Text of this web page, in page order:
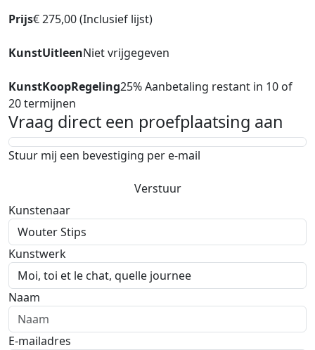
Prijs€ 275,00 (Inclusief lijst)
KunstUitleenNiet vrijgegeven
KunstKoopRegeling25% Aanbetaling restant in 10 of
20 termijnen
Vraag direct een proefplaatsing aan
Stuur mij een bevestiging per e-mail
Verstuur
Kunstenaar
Kunstwerk
Naam
E-mailadres